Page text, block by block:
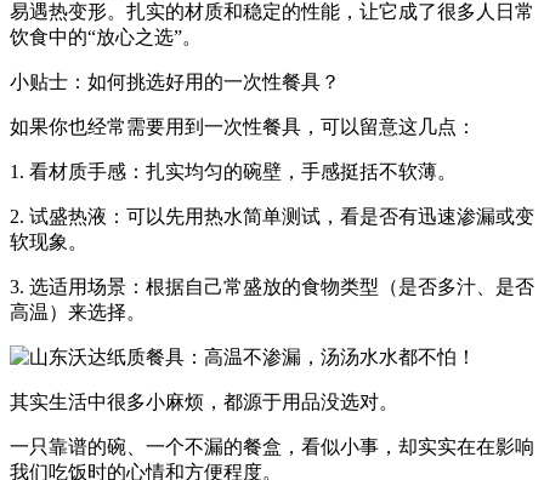
易遇热变形。扎实的材质和稳定的性能，让它成了很多人日常
饮食中的“放心之选”。
小贴士：如何挑选好用的一次性餐具？
如果你也经常需要用到一次性餐具，可以留意这几点：
1. 看材质手感：扎实均匀的碗壁，手感挺括不软薄。
2. 试盛热液：可以先用热水简单测试，看是否有迅速渗漏或变
软现象。
3. 选适用场景：根据自己常盛放的食物类型（是否多汁、是否
高温）来选择。
其实生活中很多小麻烦，都源于用品没选对。
一只靠谱的碗、一个不漏的餐盒，看似小事，却实实在在影响
我们吃饭时的心情和方便程度。